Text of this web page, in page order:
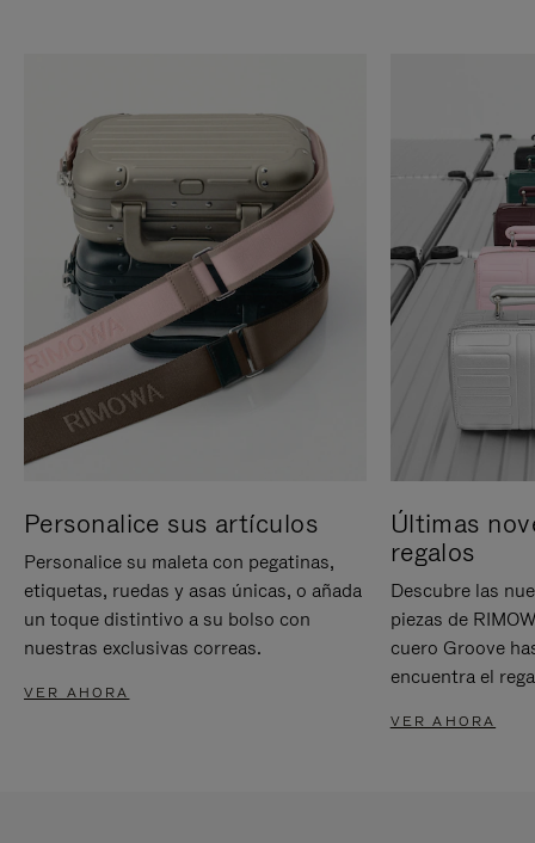
Personalice sus artículos
Personalice su maleta con pegatinas,
etiquetas, ruedas y asas únicas, o añada
un toque distintivo a su bolso con
nuestras exclusivas correas.
VER AHORA
Últimas
regalos
Descubre las
piezas de
cuero Groove
encuentra el
VER AHORA